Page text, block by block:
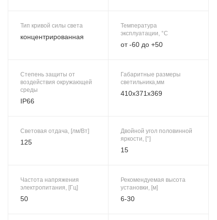
Тип кривой силы света
концентрированная
Температура
эксплуатации, °C
от -60 до +50
Степень защиты от
воздействия окружающей
среды
IP66
Габаритные размеры
светильника,мм
410x371x369
Световая отдача, [лм/Вт]
125
Двойной угол половинной
яркости, [°]
15
Частота напряжения
электропитания, [Гц]
50
Рекомендуемая высота
установки, [м]
6-30